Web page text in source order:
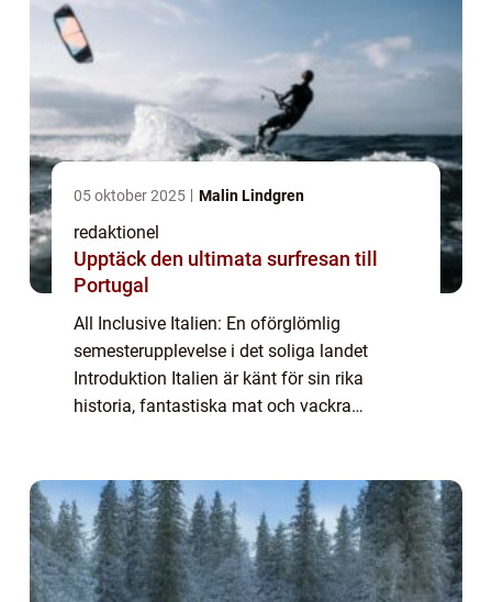
05 oktober 2025 Malin Lindgren
redaktionel
Upptäck den ultimata surfresan till
Portugal
All Inclusive Italien: En oförglömlig
semesterupplevelse i det soliga landet
Introduktion Italien är känt för sin rika
historia, fantastiska mat och vackra
fascinerande land, är Al...